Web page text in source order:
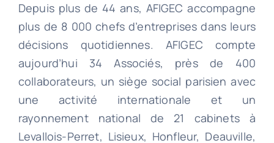
Depuis plus de 44 ans, AFIGEC accompagne
plus de 8 000 chefs d’entreprises dans leurs
décisions quotidiennes. AFIGEC compte
aujourd’hui 34 Associés, près de 400
collaborateurs, un siège social parisien avec
une activité internationale et un
rayonnement national de 21 cabinets à
Levallois-Perret, Lisieux, Honfleur, Deauville,